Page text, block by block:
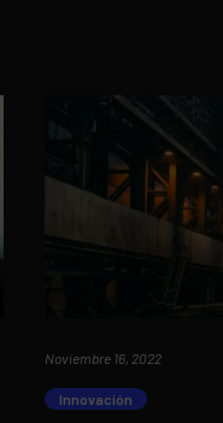
Noviembre 16, 2022
Innovación